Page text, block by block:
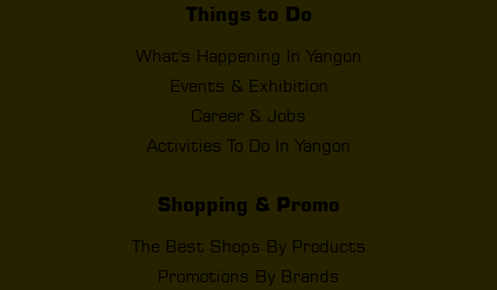
Things to Do
What's Happening In Yangon
Events & Exhibition
Career & Jobs
Activities To Do In Yangon
Shopping & Promo
The Best Shops By Products
Promotions By Brands